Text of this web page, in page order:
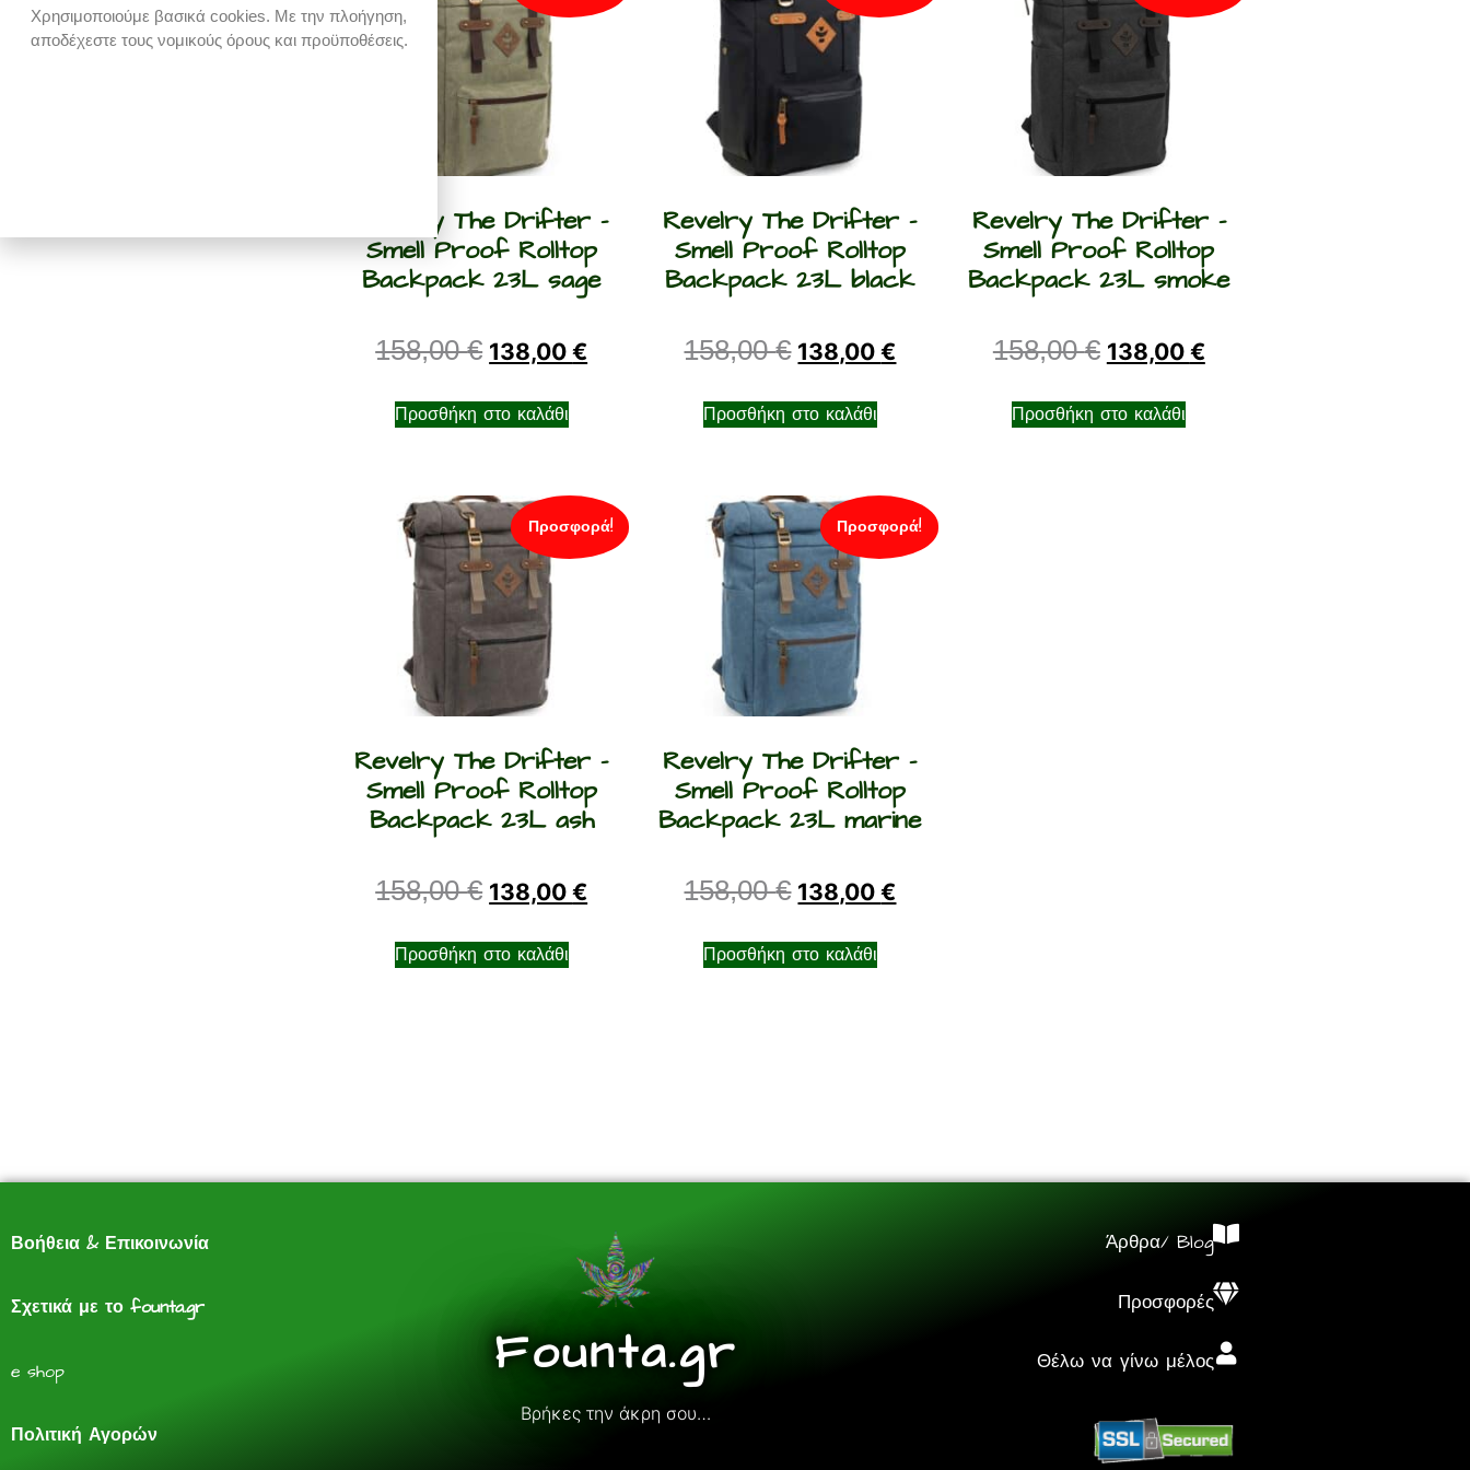
Revelry The Drifter –
Smell Proof Rolltop
Backpack 23L sage
158,00€ 138,00€
Προσθήκη στο καλάθι
Revelry The Drifter –
Smell Proof Rolltop
Backpack 23L black
158,00€ 138,00€
Προσθήκη στο καλάθι
Revelry The Drifter –
Smell Proof Rolltop
Backpack 23L smoke
158,00€ 138,00 €
Προσθήκη στο καλάθι
Προσφορά!
Revelry The Drifter –
Smell Proof Rolltop
Backpack 23L ash
158,00€ 138,00€
Προσθήκη στο καλάθι
Προσφορά!
Revelry The Drifter –
Smell Proof Rolltop
Backpack 23L marine
158,00€ 138,00€
Προσθήκη στο καλάθι
Βοήθεια & Επικοινωνία
Σχετικά με το founta.gr
e shop
Πολιτική Αγορών
Founta.gr
Βρήκες την άκρη σου…
Άρθρα/ Blog
Προσφορές
Θέλω να γίνω μέλος
Χρησιμοποιούμε βασικά cookies. Με την πλοήγηση,
αποδέχεστε τους νομικούς όρους και προϋποθέσεις.